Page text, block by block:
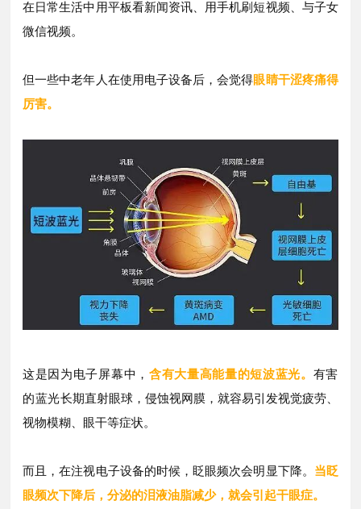
在日常生活中用平板看新闻资讯、 用手机刷短视频、与子女
微信视频。
但一些中老年人在使用电子设备后，会觉得眼睛干涩疼痛得
厉害。
这是因为电子屏幕中， 含有大量高能量的短波蓝光。 有害
的蓝光长期直射眼球，侵蚀视网膜，就容易引发视觉疲劳、
视物模糊、眼干等症状。
而且，在注视电子设备的时候， 眨眼频次会明显下降。 当眨
眼频次下降后，分泌的泪液油脂减少，就会引起干眼症。